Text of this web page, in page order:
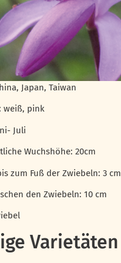
Japan, Taiwan
weiß, pink
Juli
Wuchshöhe: 20cm
zum Fuß der Zwiebeln: 3 cm
den Zwiebeln: 10 cm
Varietäten